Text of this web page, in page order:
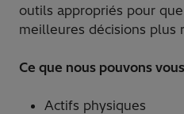
outils appropriés pour
meilleures décisions plus
Ce que nous pouvons
Actifs physiques